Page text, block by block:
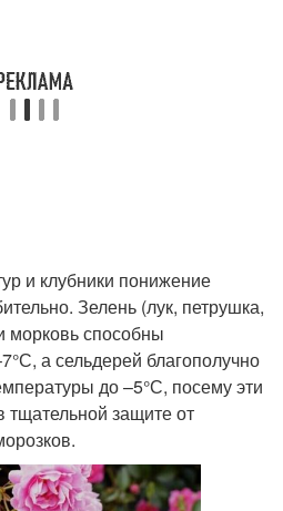
и клубники понижение
Зелень (лук, петрушка,
морковь способны
а сельдерей благополучно
до –5°С, посему эти
тщательной защите от